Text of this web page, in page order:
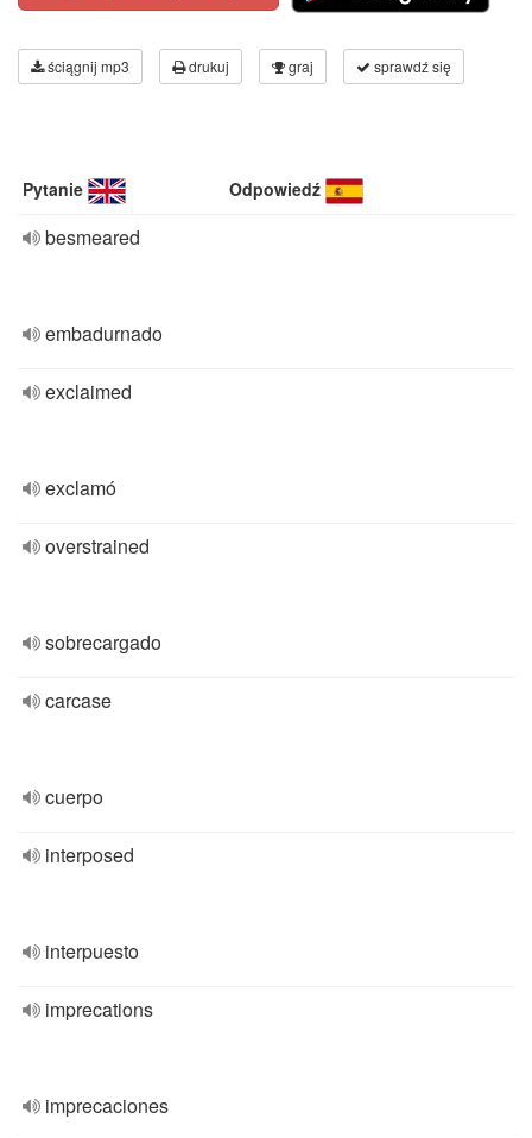
ściągnij mp3 drukuj graj sprawdź się
Pytanie Odpowiedź
besmeared
embadurnado
exclaimed
exclamó
overstrained
sobrecargado
carcase
cuerpo
interposed
interpuesto
imprecations
imprecaciones